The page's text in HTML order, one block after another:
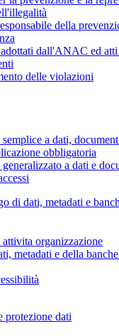
della
dall'ANAC ed atti
delle violazioni
a dati,
obbligatoria
a dati e
di dati, metadati e
organizzazione
metadati e della
protezione dati